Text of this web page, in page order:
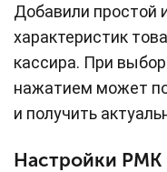
Добавили простой
характеристик
кассира. При
нажатием может
и получить
Настройки РМК